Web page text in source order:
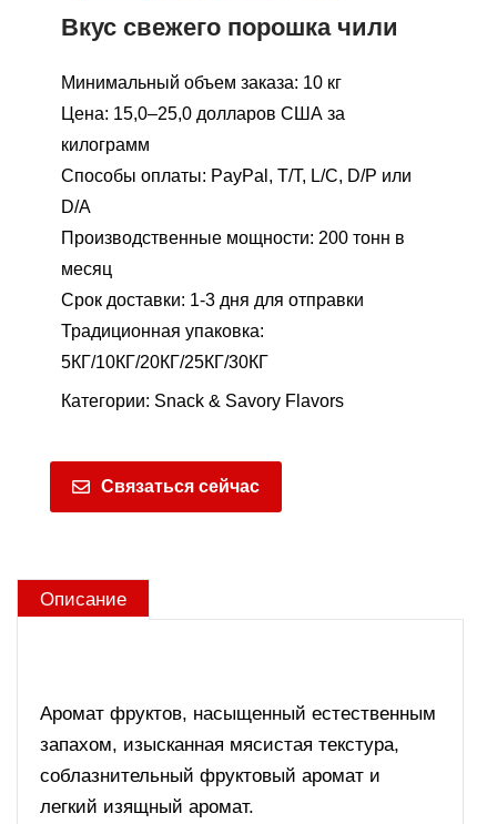
Вкус свежего порошка чили
Минимальный объем заказа: 10 кг
Цена: 15,0–25,0 долларов США за
килограмм
Способы оплаты: PayPal, T/T, L/C, D/P или
D/A
Производственные мощности: 200 тонн в
месяц
Срок доставки: 1-3 дня для отправки
Традиционная упаковка:
5КГ/10КГ/20КГ/25КГ/30КГ
Категории: Snack & Savory Flavors
Связаться сейчас
Описание
Аромат фруктов, насыщенный естественным
запахом, изысканная мясистая текстура,
соблазнительный фруктовый аромат и
легкий изящный аромат.